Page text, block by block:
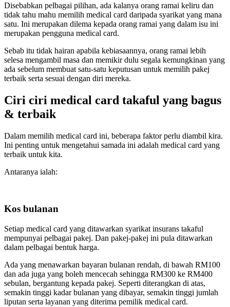
Disebabkan pelbagai pilihan, ada kalanya orang ramai keliru dan
tidak tahu mahu memilih medical card daripada syarikat yang mana
satu. Ini merupakan dilema kepada orang ramai yang dalam isu ini
merupakan pengguna medical card.
Sebab itu tidak hairan apabila kebiasaannya, orang ramai lebih
selesa mengambil masa dan memikir dulu segala kemungkinan yang
ada sebelum membuat satu-satu keputusan untuk memilih pakej
terbaik serta sesuai dengan diri mereka.
Ciri ciri medical card takaful yang bagus
& terbaik
Dalam memilih medical card ini, beberapa faktor perlu diambil kira.
Ini penting untuk mengetahui samada ini adalah medical card yang
terbaik untuk kita.
Antaranya ialah:
Kos bulanan
Setiap medical card yang ditawarkan syarikat insurans takaful
mempunyai pelbagai pakej. Dan pakej-pakej ini pula ditawarkan
dalam pelbagai bentuk harga.
Ada yang menawarkan bayaran bulanan rendah, di bawah RM100
dan ada juga yang boleh mencecah sehingga RM300 ke RM400
sebulan, bergantung kepada pakej. Seperti diterangkan di atas,
semakin tinggi kadar bulanan yang dibayar, semakin tinggi jumlah
liputan serta layanan yang diterima pemilik medical card.